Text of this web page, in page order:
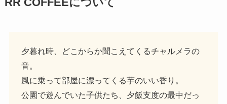
夕暮れ時、どこからか聞こえてくるチャルメラの
音。
風に乗って部屋に漂ってくる芋のいい香り。
公園で遊んでいた子供たち、夕飯支度の最中だっ